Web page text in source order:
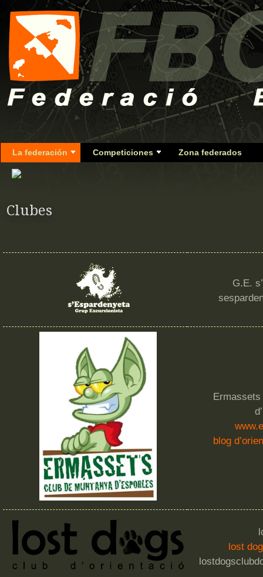
La federación Competiciones Zona federados
Clubes
G.E.
blog
lost